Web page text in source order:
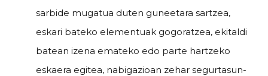
sarbide mugatua duten guneetara sartzea,
eskari bateko elementuak gogoratzea, ekitaldi
batean izena emateko edo parte hartzeko
eskaera egitea, nabigazioan zehar segurtasun-